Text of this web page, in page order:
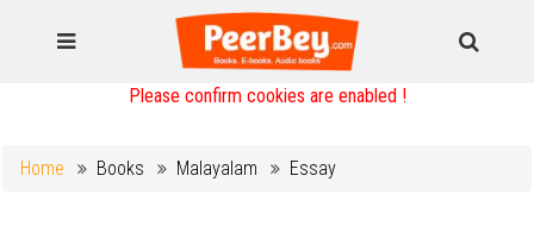
Please confirm cookies are enabled !
Home Books Malayalam Essay